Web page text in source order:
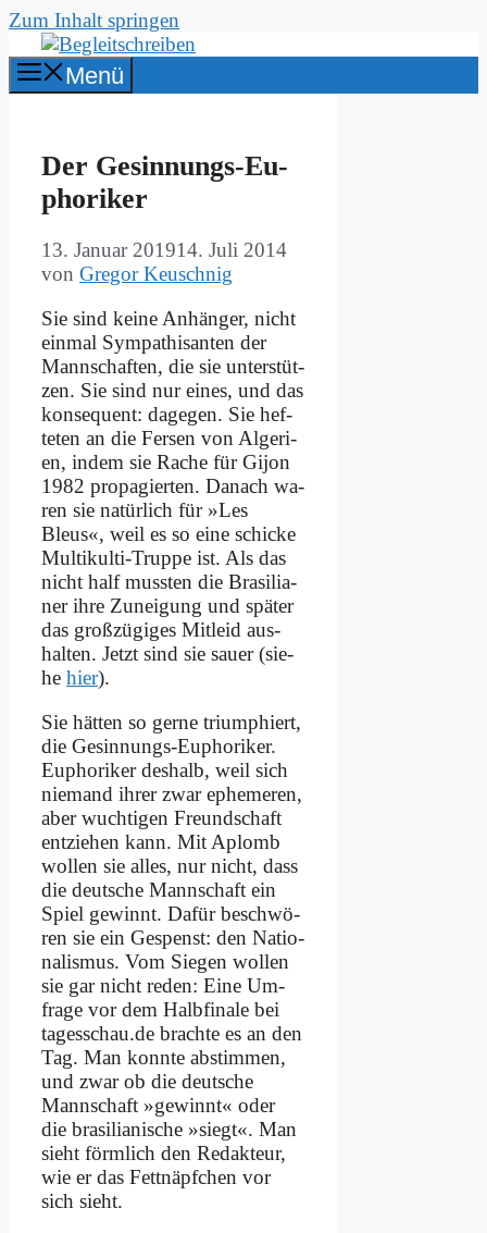
Zum Inhalt springen
Menü
Der Ge­sin­nungs-Eu­
pho­ri­ker
13. Januar 201914. Juli 2014
von Gregor Keuschnig
Sie sind kei­ne An­hän­ger, nicht
ein­mal Sym­pa­thi­san­ten der
Mann­schaf­ten, die sie un­ter­stüt­
zen. Sie sind nur ei­nes, und das
kon­se­quent: da­ge­gen. Sie hef­
te­ten an die Fer­sen von Al­ge­ri­
en, in­dem sie Ra­che für Gi­jon
1982 pro­pa­gier­ten. Da­nach wa­
ren sie na­tür­lich für »Les
Bleus«, weil es so ei­ne schicke
Mul­ti­kul­ti-Trup­pe ist. Als das
nicht half muss­ten die Bra­si­lia­
ner ih­re Zu­nei­gung und spä­ter
das groß­zü­gi­ges Mit­leid aus­
hal­ten. Jetzt sind sie sau­er (sie­
he hier).
Sie hät­ten so ger­ne tri­um­phiert,
die Ge­sin­nungs-Eu­pho­ri­ker.
Eu­pho­ri­ker des­halb, weil sich
nie­mand ih­rer zwar eph­eme­ren,
aber wuch­ti­gen Freund­schaft
ent­zie­hen kann. Mit Aplomb
wol­len sie al­les, nur nicht, dass
die deut­sche Mann­schaft ein
Spiel ge­winnt. Da­für be­schwö­
ren sie ein Ge­spenst: den Na­tio­
na­lis­mus. Vom Sie­gen wol­len
sie gar nicht re­den: Ei­ne Um­
fra­ge vor dem Halb­fi­na­le bei
tagesschau.de brach­te es an den
Tag. Man konn­te ab­stim­men,
und zwar ob die deut­sche
Mann­schaft »ge­winnt« oder
die bra­si­lia­ni­sche »siegt«. Man
sieht förm­lich den Re­dak­teur,
wie er das Fett­näpf­chen vor
sich sieht.